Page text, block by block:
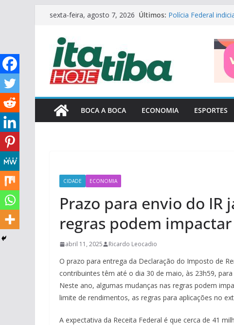
Pular
conteúdo
sexta-feira, agosto 7, 2026 Últimos: Polícia Federal
serviços municipais
Eleições 2026: o
Boca a Boca#238
BOCA A BOCA ECONOMIA ESPORTES
CIDADE ECONOMIA
Prazo para envio do IR
regras podem
abril 11, 2025 Ricardo Leocadio
O prazo para entrega da Declaração do Imposto de
contribuintes têm até o dia 30 de maio, às 23h59,
Neste ano, algumas mudanças nas regras podem
limite de rendimentos, as regras para aplicações no
A expectativa da Receita Federal é que cerca de 41